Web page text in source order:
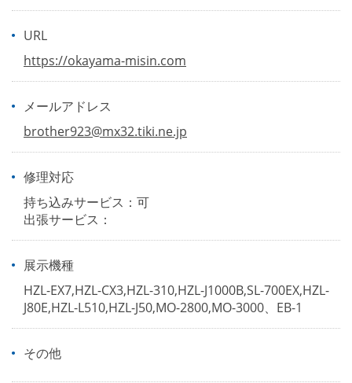
URL
https://okayama-misin.com
メールアドレス
brother923@mx32.tiki.ne.jp
修理対応
持ち込みサービス：可
出張サービス：
展示機種
HZL-EX7,HZL-CX3,HZL-310,HZL-J1000B,SL-700EX,HZL-
J80E,HZL-L510,HZL-J50,MO-2800,MO-3000、EB-1
その他